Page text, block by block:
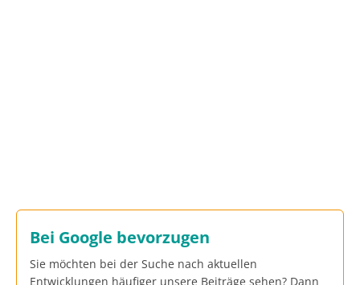
Bei Google bevorzugen
Sie möchten bei der Suche nach aktuellen
Entwicklungen häufiger unsere Beiträge sehen? Dann